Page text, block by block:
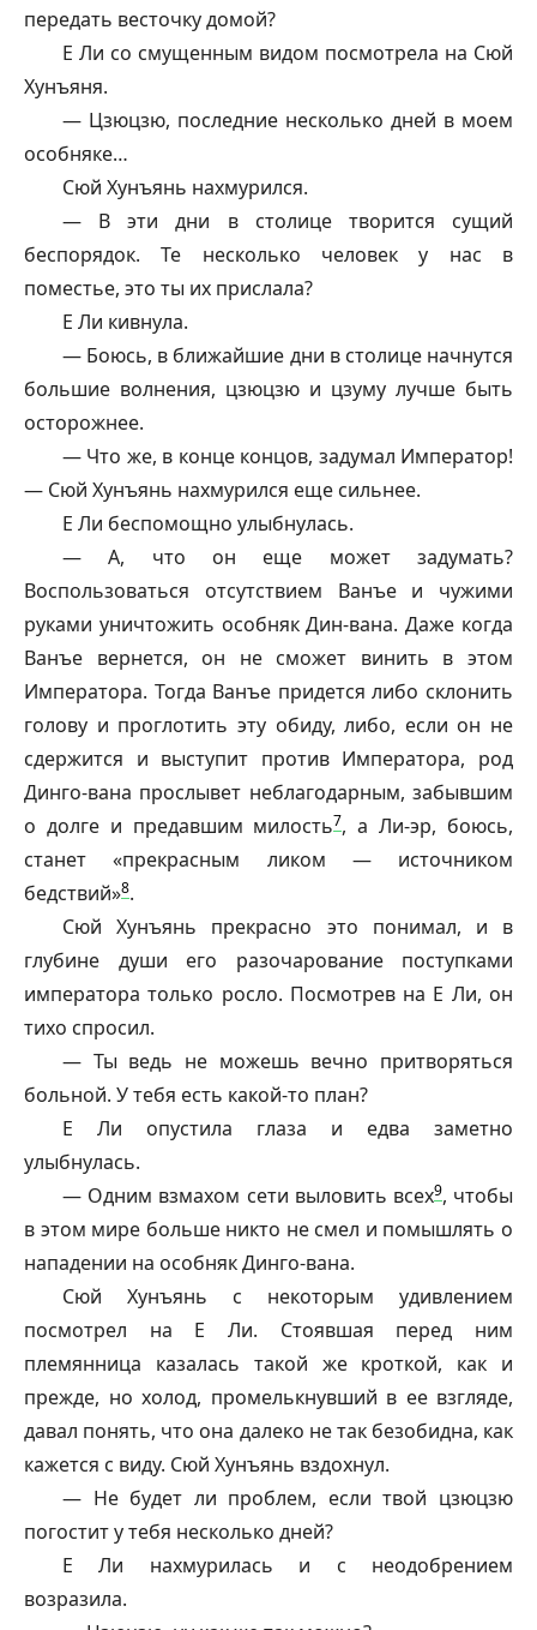
передать весточку домой?
Е Ли со смущенным видом посмотрела на Сюй
Хунъяня.
— Цзюцзю, последние несколько дней в моем
особняке…
Сюй Хунъянь нахмурился.
— В эти дни в столице творится сущий
беспорядок. Те несколько человек у нас в
поместье, это ты их прислала?
Е Ли кивнула.
— Боюсь, в ближайшие дни в столице начнутся
большие волнения, цзюцзю и цзуму лучше быть
осторожнее.
— Что же, в конце концов, задумал Император!
— Сюй Хунъянь нахмурился еще сильнее.
Е Ли беспомощно улыбнулась.
— А, что он еще может задумать?
Воспользоваться отсутствием Ванъе и чужими
руками уничтожить особняк Дин-вана. Даже когда
Ванъе вернется, он не сможет винить в этом
Императора. Тогда Ванъе придется либо склонить
голову и проглотить эту обиду, либо, если он не
сдержится и выступит против Императора, род
Динго-вана прослывет неблагодарным, забывшим
о долге и предавшим милость7, а Ли-эр, боюсь,
станет «прекрасным ликом — источником
бедствий»8.
Сюй Хунъянь прекрасно это понимал, и в
глубине души его разочарование поступками
императора только росло. Посмотрев на Е Ли, он
тихо спросил.
— Ты ведь не можешь вечно притворяться
больной. У тебя есть какой-то план?
Е Ли опустила глаза и едва заметно
улыбнулась.
— Одним взмахом сети выловить всех9, чтобы
в этом мире больше никто не смел и помышлять о
нападении на особняк Динго-вана.
Сюй Хунъянь с некоторым удивлением
посмотрел на Е Ли. Стоявшая перед ним
племянница казалась такой же кроткой, как и
прежде, но холод, промелькнувший в ее взгляде,
давал понять, что она далеко не так безобидна, как
кажется с виду. Сюй Хунъянь вздохнул.
— Не будет ли проблем, если твой цзюцзю
погостит у тебя несколько дней?
Е Ли нахмурилась и с неодобрением
возразила.